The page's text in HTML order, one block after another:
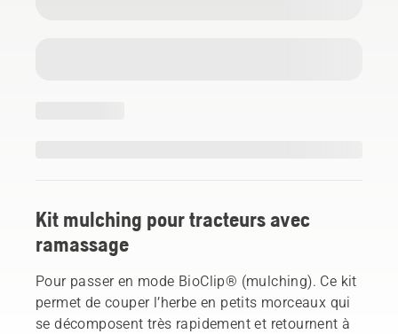
Kit mulching pour tracteurs avec
ramassage
Pour passer en mode BioClip® (mulching). Ce kit
permet de couper l’herbe en petits morceaux qui
se décomposent très rapidement et retournent à